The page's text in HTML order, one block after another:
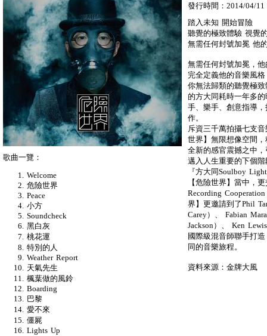
發行時間：2014/04/11
踏入未知 開始冒險
聽覺的極致體驗 視覺
無需任何封號加冕 他
無需任何封號加冕，
完全定義他的音樂風
你無法歸類的聽覺極
的方大同耗時一年多
手、樂手、創意指導
作。
斥資三千萬拍攝七支
世界】無限想像空間
全新的感官震撼之中
邁入人生重要的下個
『方大同Soulboy
【危險世界】當中，
Recording
界】更邀請到了Phil
Carey）、 Fabian
Jackson）、 Ken
國際級混音師聯手打
同的音樂旅程。
資料來源：金牌大風
歌曲一覽：
Welcome
危險世界
Peace
小方
Soundcheck
黑白灰
桃花運
特別的人
Weather Report
天氣先生
楓葉做的風鈴
Boarding
巴黎
愛不來
僵屍
Lights Up